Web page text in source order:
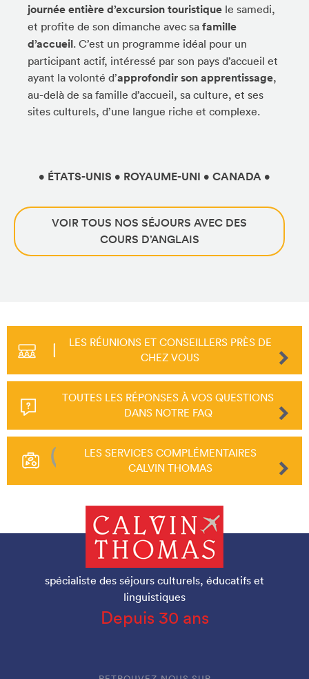
journée entière d’excursion touristique le samedi,
et profite de son dimanche avec sa famille
d’accueil. C’est un programme idéal pour un
participant actif, intéressé par son pays d’accueil et
ayant la volonté d’approfondir son apprentissage,
au-delà de sa famille d’accueil, sa culture, et ses
sites culturels, d’une langue riche et complexe.
• ÉTATS-UNIS • ROYAUME-UNI • CANADA •
VOIR TOUS NOS SÉJOURS AVEC DES
COURS D’ANGLAIS
LES RÉUNIONS ET CONSEILLERS PRÈS DE
CHEZ VOUS
TOUTES LES RÉPONSES À VOS QUESTIONS
DANS NOTRE FAQ
LES SERVICES COMPLÉMENTAIRES
CALVIN THOMAS
spécialiste des séjours culturels, éducatifs et
linguistiques
Depuis 30 ans